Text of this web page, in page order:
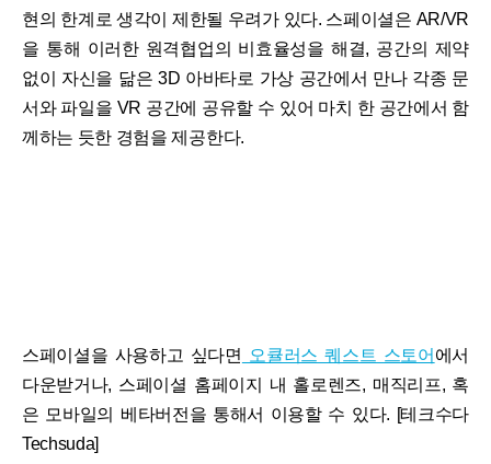
현의 한계로 생각이 제한될 우려가 있다. 스페이셜은 AR/VR
을 통해 이러한 원격협업의 비효율성을 해결, 공간의 제약
없이 자신을 닮은 3D 아바타로 가상 공간에서 만나 각종 문
서와 파일을 VR 공간에 공유할 수 있어 마치 한 공간에서 함
께하는 듯한 경험을 제공한다.
스페이셜을 사용하고 싶다면 오큘러스 퀘스트 스토어 에서
다운받거나, 스페이셜 홈페이지 내 홀로렌즈, 매직리프, 혹
은 모바일의 베타버전을 통해서 이용할 수 있다. [테크수다
Techsuda]